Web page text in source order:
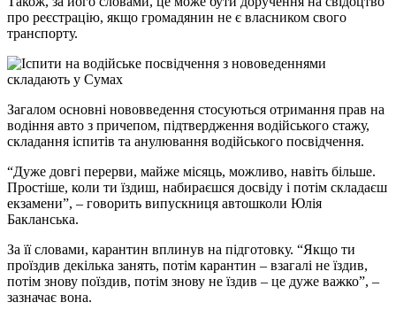
про реєстрацію, якщо громадянин не є власником свого
транспорту.
Загалом основні нововведення стосуються отримання прав на
водіння авто з причепом, підтвердження водійського стажу,
складання іспитів та анулювання водійського посвідчення.
“Дуже довгі перерви, майже місяць, можливо, навіть більше.
Простіше, коли ти їздиш, набираєшся досвіду і потім складаєш
екзамени”, – говорить випускниця автошколи Юлія
Бакланська.
За її словами, карантин вплинув на підготовку. “Якщо ти
проїздив декілька занять, потім карантин – взагалі не їздив,
потім знову поїздив, потім знову не їздив – це дуже важко”, –
зазначає вона.